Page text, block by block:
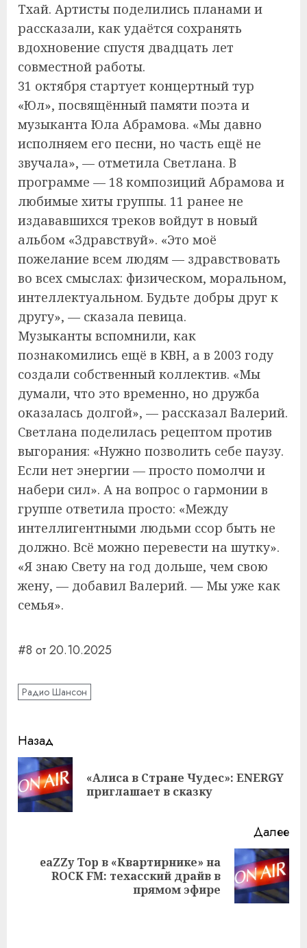
Тхай. Артисты поделились планами и
рассказали, как удаётся сохранять
вдохновение спустя двадцать лет
совместной работы.
31 октября стартует концертный тур
«Юл», посвящённый памяти поэта и
музыканта Юла Абрамова. «Мы давно
исполняем его песни, но часть ещё не
звучала», — отметила Светлана. В
программе — 18 композиций Абрамова и
любимые хиты группы. 11 ранее не
издававшихся треков войдут в новый
альбом «Здравствуй». «Это моё
пожелание всем людям — здравствовать
во всех смыслах: физическом, моральном,
интеллектуальном. Будьте добры друг к
другу», — сказала певица.
Музыканты вспомнили, как
познакомились ещё в КВН, а в 2003 году
создали собственный коллектив. «Мы
думали, что это временно, но дружба
оказалась долгой», — рассказал Валерий.
Светлана поделилась рецептом против
выгорания: «Нужно позволить себе паузу.
Если нет энергии — просто помолчи и
набери сил». А на вопрос о гармонии в
группе ответила просто: «Между
интеллигентными людьми ссор быть не
должно. Всё можно перевести на шутку».
«Я знаю Свету на год дольше, чем свою
жену, — добавил Валерий. — Мы уже как
семья».
#8 от 20.10.2025
Радио Шансон
Навигация
записи
Назад
«Алиса в Стране Чудес»: ENERGY
приглашает в сказку
Далее
Следующая
eaZZy Top в «Квартирнике» на
ROCK FM: техасский драйв в
прямом эфире